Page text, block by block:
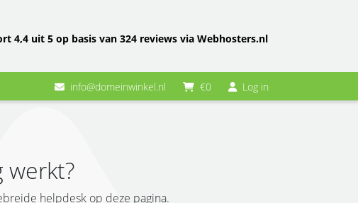
4,4 uit 5 op basis van 324 reviews via Webhosters.nl
info@domeinwinkel.nl €0 Log in
werkt?
helpdesk op deze pagina.